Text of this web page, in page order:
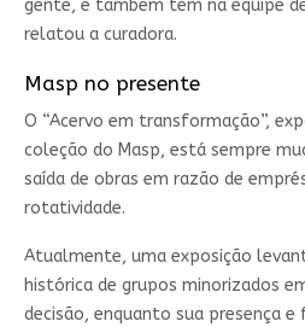
gente, e também tem na equipe
relatou a curadora.
Masp no presente
O “Acervo em transformação”,
coleção do Masp, está sempre
saída de obras em razão de
rotatividade.
Atualmente, uma exposição
histórica de grupos minorizados
decisão, enquanto sua presença